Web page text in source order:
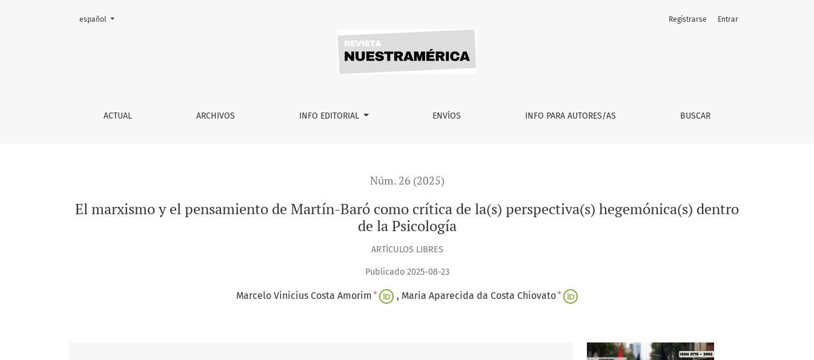
El marxismo y el pensamiento de Martín-Baró como crítica de la(s) perspectiva(s) hegemónica(s) dentro de la Psicología
ACTUAL ARCHIVOS INFO EDITORIAL ENVÍOS INFO PARA AUTORES/AS BUSCAR
Registrarse Entrar
Cambiar el idioma. El actual es:
español
Núm. 26 (2025)
El marxismo y el pensamiento de Martín-Baró como crítica de la(s) perspectiva(s) hegemónica(s) dentro
de la Psicología
ARTÍCULOS LIBRES
Publicado 2025-08-23
Marcelo Vinicius Costa Amorim + Maria Aparecida da Costa Chiovato+